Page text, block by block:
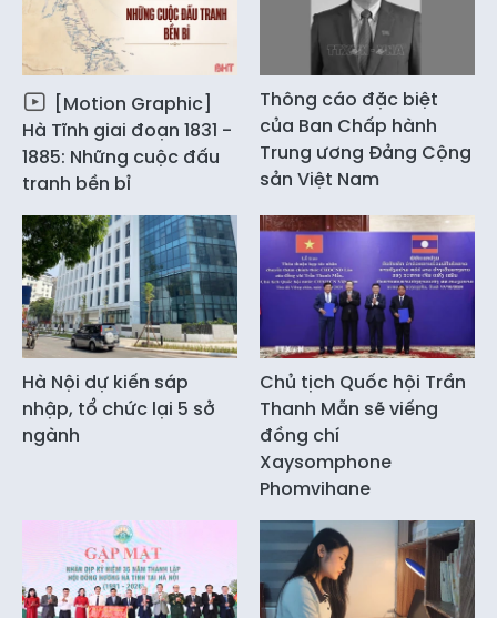
[Motion Graphic]
Hà Tĩnh giai đoạn 1831 -
1885: Những cuộc đấu
tranh bền bỉ
Thông cáo đặc biệt
của Ban Chấp hành
Trung ương Đảng Cộng
sản Việt Nam
Hà Nội dự kiến sáp
nhập, tổ chức lại 5 sở
ngành
Chủ tịch Quốc hội Trần
Thanh Mẫn sẽ viếng
đồng chí
Xaysomphone
Phomvihane